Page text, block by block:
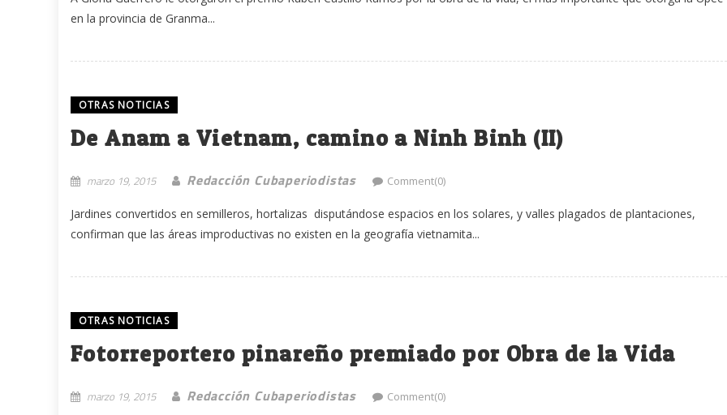
en la provincia de Granma...
OTRAS NOTICIAS
De Anam a Vietnam, camino a Ninh Binh (II)
marzo 19, 2015 Redacción Cubaperiodistas Comment(0)
Jardines convertidos en semilleros, hortalizas disputándose espacios en los solares, y valles plagados de plantaciones,
confirman que las áreas improductivas no existen en la geografía vietnamita...
OTRAS NOTICIAS
Fotorreportero pinareño premiado por Obra de la Vida
marzo 19, 2015 Redacción Cubaperiodistas Comment(0)